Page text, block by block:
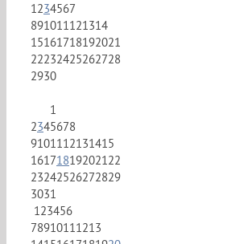
1234567
891011121314
15161718192021
22232425262728
2930
1
2345678
9101112131415
16171819202122
23242526272829
3031
123456
78910111213